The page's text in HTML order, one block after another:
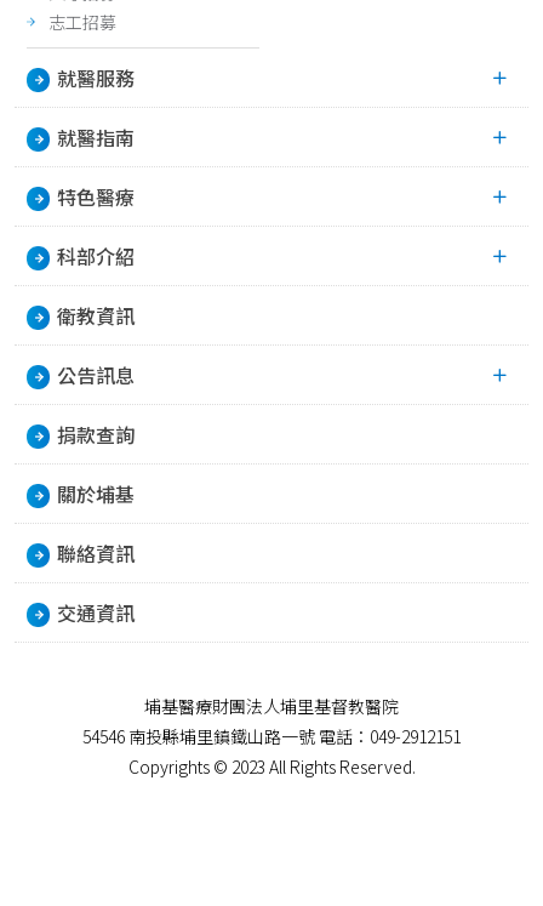
志工招募
就醫服務
就醫指南
特色醫療
科部介紹
衛教資訊
公告訊息
捐款查詢
關於埔基
聯絡資訊
交通資訊
埔基醫療財團法人埔里基督教醫院
54546 南投縣埔里鎮鐵山路一號 電話：049-2912151
Copyrights © 2023 All Rights Reserved.